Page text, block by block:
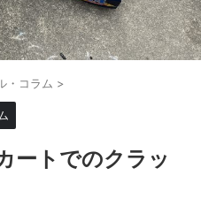
・コラム >
ートでのクラッ